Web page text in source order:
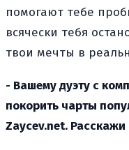
помогают тебе
всячески тебя
твои мечты в
- Вашему дуэту с
покорить чарты
Zaycev.net. Расскажи